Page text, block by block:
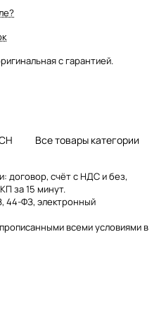
с гарантией.
Все товары категории
договор, счёт с НДС и без,
за 15 минут.
44-ФЗ, электронный
всеми условиями в